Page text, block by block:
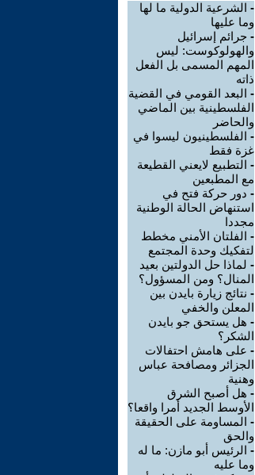
- الشرعية الدولية ما لها
وما عليها
- جرائم إسرائيل
والهولوكوست: ليس
المهم المسمى بل الفعل
ذاته
- البعد القومي في القضية
الفلسطينية بين الماضي
والحاضر
- الفلسطينيون ليسوا في
غزة فقط
- التطبيع لايعني القطيعة
مع المطبعين
- دور حركة فتح في
استنهاض الحالة الوطنية
مجددا
- الفلتان الأمني مخطط
لتفكيك وحدة المجتمع
- لماذا حل الدولتين بعيد
المنال؟ ومن المسؤول؟
- نتائج زيارة بايدن بين
المعلن والخفي
- هل يستحق جو بايدن
الشكر؟
- على هامش احتفالات
الجزائر ومصافحة عباس
وهنية
- هل أصبح الشرق
الأوسط الجديد أمرا واقعا؟
- المساومة على الحقيقة
والحق
- الرئيس أبو مازن: ما له
وما عليه